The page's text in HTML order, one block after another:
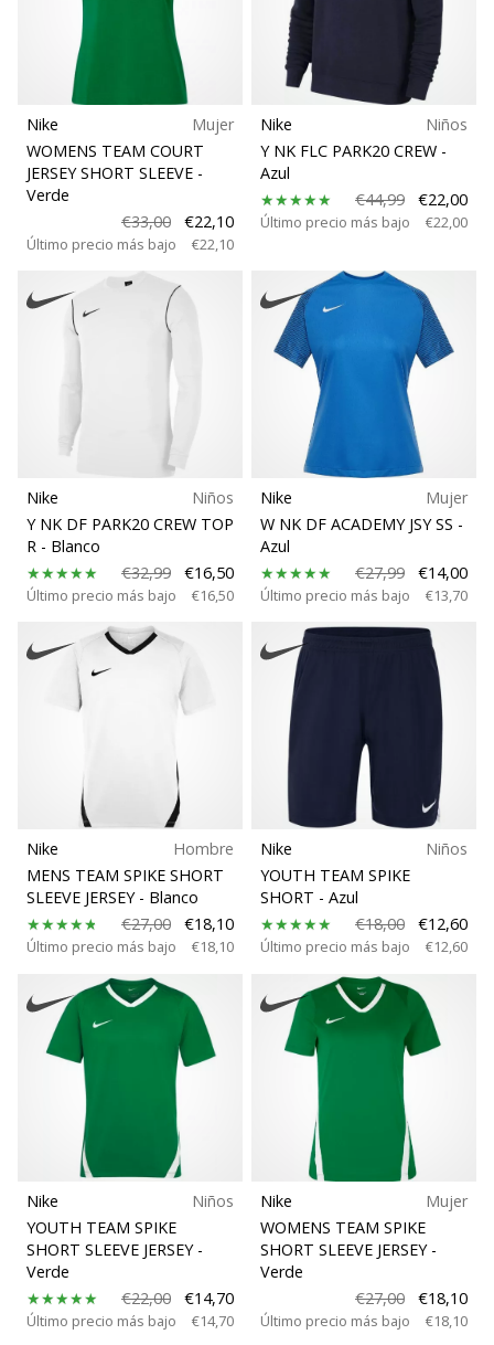
Nike
Mujer
WOMENS TEAM COURT
JERSEY SHORT SLEEVE -
Verde
€33,00
€22,10
Último precio más bajo €22,10
Nike
Niños
Y NK FLC PARK20 CREW -
Azul
€44,99
€22,00
Último precio más bajo €22,00
Nike
Niños
Y NK DF PARK20 CREW TOP
R - Blanco
€32,99
€16,50
Último precio más bajo €16,50
Nike
Mujer
W NK DF ACADEMY JSY SS -
Azul
€27,99
€14,00
Último precio más bajo €13,70
Nike
Hombre
MENS TEAM SPIKE SHORT
SLEEVE JERSEY - Blanco
€27,00
€18,10
Último precio más bajo €18,10
Nike
Niños
YOUTH TEAM SPIKE
SHORT - Azul
€18,00
€12,60
Último precio más bajo €12,60
Nike
Niños
YOUTH TEAM SPIKE
SHORT SLEEVE JERSEY -
Verde
€22,00
€14,70
Último precio más bajo €14,70
Nike
Mujer
WOMENS TEAM SPIKE
SHORT SLEEVE JERSEY -
Verde
€27,00
€18,10
Último precio más bajo €18,10